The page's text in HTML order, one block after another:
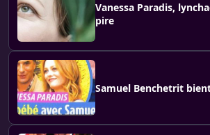
Vanessa Paradis,
pire
Samuel Benchetrit